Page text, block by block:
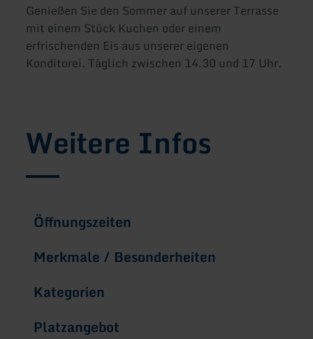
Genießen Sie den Sommer auf unserer Terrasse
mit einem Stück Kuchen oder einem
erfrischenden Eis aus unserer eigenen
Konditorei. Täglich zwischen 14.30 und 17 Uhr.
Weitere Infos
Öffnungszeiten
Merkmale / Besonderheiten
Kategorien
Platzangebot